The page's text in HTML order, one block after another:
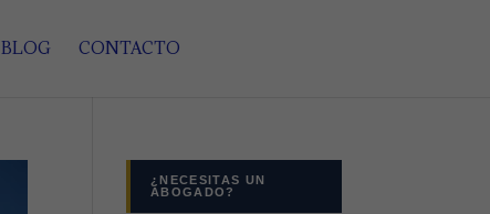
BLOG CONTACTO
¿NECESITAS UN
ABOGADO?